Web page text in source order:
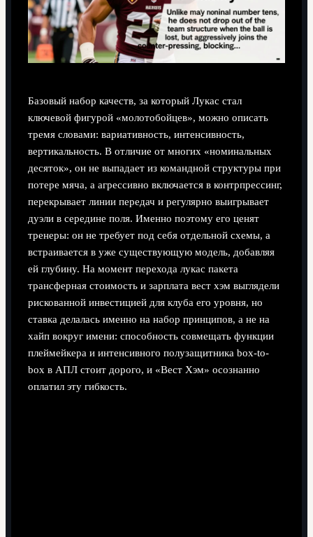
Базовый набор качеств, за который Лукас стал
ключевой фигурой «молотобойцев», можно описать
тремя словами: вариативность, интенсивность,
вертикальность. В отличие от многих «номинальных
десяток», он не выпадает из командной структуры при
потере мяча, а агрессивно включается в контрпрессинг,
перекрывает линии передач и регулярно выигрывает
дуэли в середине поля. Именно поэтому его ценят
тренеры: он не требует под себя отдельной схемы, а
встраивается в уже существующую модель, добавляя
ей глубину. На момент перехода лукас пакета
трансферная стоимость и зарплата вест хэм выглядели
рискованной инвестицией для клуба его уровня, но
ставка делалась именно на набор принципов, а не на
хайп вокруг имени: способность совмещать функции
плеймейкера и интенсивного полузащитника box-to-
box в АПЛ стоит дорого, и «Вест Хэм» осознанно
оплатил эту гибкость.